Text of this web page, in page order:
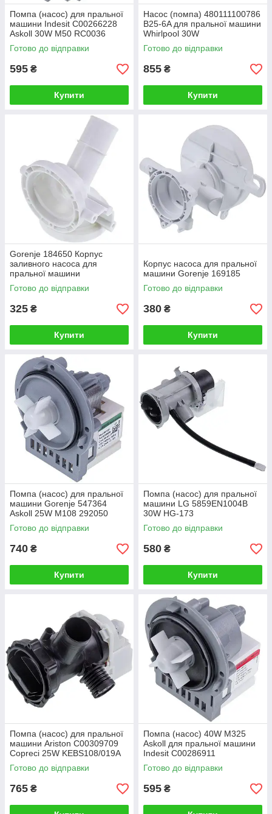
Помпа (насос) для пральної
машини Indesit C00266228
Askoll 30W M50 RC0036
Готово до відправки
595 ₴
Купити
Насос (помпа) 480111100786
B25-6A для пральної машини
Whirlpool 30W
Готово до відправки
855 ₴
Купити
Gorenje 184650 Корпус
заливного насоса для
пральної машини
Готово до відправки
325 ₴
Купити
Корпус насоса для пральної
машини Gorenje 169185
Готово до відправки
380 ₴
Купити
Помпа (насос) для пральної
машини Gorenje 547364
Askoll 25W M108 292050
Готово до відправки
740 ₴
Купити
Помпа (насос) для пральної
машини LG 5859EN1004B
30W HG-173
Готово до відправки
580 ₴
Купити
Помпа (насос) для пральної
машини Ariston C00309709
Copreci 25W KEBS108/019A
Готово до відправки
765 ₴
Помпа (насос) 40W M325
Askoll для пральної машини
Indesit C00286911
Готово до відправки
595 ₴